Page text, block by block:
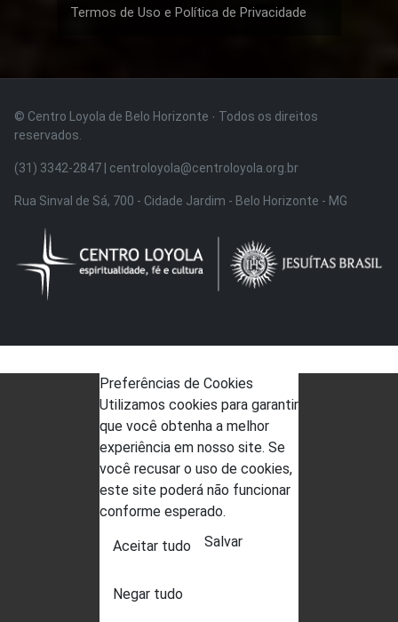
Termos de Uso e Política de Privacidade
© Centro Loyola de Belo Horizonte · Todos os direitos
reservados.
(31) 3342-2847 | centroloyola@centroloyola.org.br
Rua Sinval de Sá, 700 - Cidade Jardim - Belo Horizonte - MG
Preferências de Cookies
Utilizamos cookies para garantir
que você obtenha a melhor
experiência em nosso site. Se
você recusar o uso de cookies,
este site poderá não funcionar
conforme esperado.
Aceitar tudo
Negar tudo
Salvar